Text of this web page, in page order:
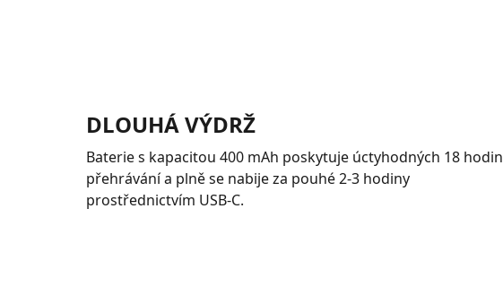
DLOUHÁ VÝDRŽ
Baterie s kapacitou 400 mAh poskytuje úctyhodných 18 hodin
přehrávání a plně se nabije za pouhé 2-3 hodiny
prostřednictvím USB-C.